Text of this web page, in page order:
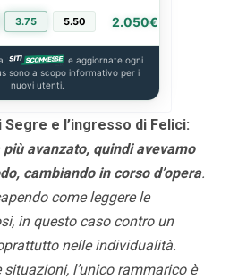
3.75 5.50 2.050€
e aggiornate ogni
sono a scopo informativo per i
nuovi utenti.
e l’ingresso di Felici:
avanzato, quindi avevamo
cambiando in corso d’opera.
come leggere le
in questo caso contro un
nelle individualità.
l’unico rammarico è